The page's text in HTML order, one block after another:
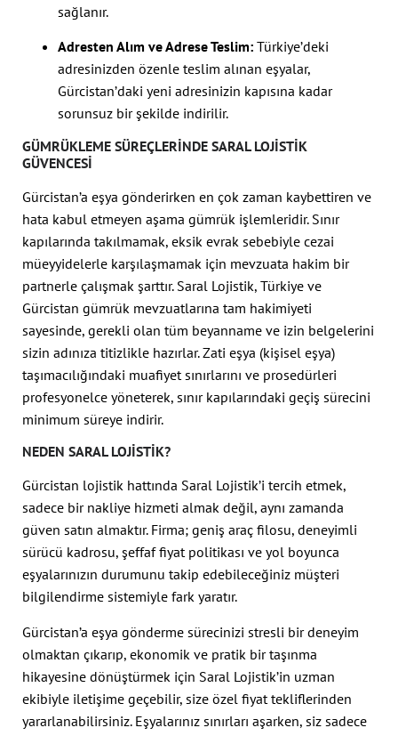
sağlanır.
Adresten Alım ve Adrese Teslim: Türkiye’deki
adresinizden özenle teslim alınan eşyalar,
Gürcistan’daki yeni adresinizin kapısına kadar
sorunsuz bir şekilde indirilir.
GÜMRÜKLEME SÜREÇLERINDE SARAL LOJISTIK
GÜVENCESI
Gürcistan’a eşya gönderirken en çok zaman kaybettiren ve
hata kabul etmeyen aşama gümrük işlemleridir. Sınır
kapılarında takılmamak, eksik evrak sebebiyle cezai
müeyyidelerle karşılaşmamak için mevzuata hakim bir
partnerle çalışmak şarttır. Saral Lojistik, Türkiye ve
Gürcistan gümrük mevzuatlarına tam hakimiyeti
sayesinde, gerekli olan tüm beyanname ve izin belgelerini
sizin adınıza titizlikle hazırlar. Zati eşya (kişisel eşya)
taşımacılığındaki muafiyet sınırlarını ve prosedürleri
profesyonelce yöneterek, sınır kapılarındaki geçiş sürecini
minimum süreye indirir.
NEDEN SARAL LOJISTIK?
Gürcistan lojistik hattında Saral Lojistik’i tercih etmek,
sadece bir nakliye hizmeti almak değil, aynı zamanda
güven satın almaktır. Firma; geniş araç filosu, deneyimli
sürücü kadrosu, şeffaf fiyat politikası ve yol boyunca
eşyalarınızın durumunu takip edebileceğiniz müşteri
bilgilendirme sistemiyle fark yaratır.
Gürcistan’a eşya gönderme sürecinizi stresli bir deneyim
olmaktan çıkarıp, ekonomik ve pratik bir taşınma
hikayesine dönüştürmek için Saral Lojistik’in uzman
ekibiyle iletişime geçebilir, size özel fiyat tekliflerinden
yararlanabilirsiniz. Eşyalarınız sınırları aşarken, siz sadece